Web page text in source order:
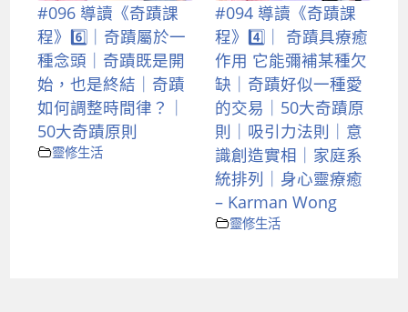
#096 導讀《奇蹟課
程》6️⃣｜奇蹟屬於一
種念頭｜奇蹟既是開
始，也是終結｜奇蹟
如何調整時間律？｜
50大奇蹟原則
靈修生活
#094 導讀《奇蹟課
程》4️⃣｜ 奇蹟具療癒
作用 它能彌補某種欠
缺｜奇蹟好似一種愛
的交易｜50大奇蹟原
則｜吸引力法則｜意
識創造實相｜家庭系
統排列｜身心靈療癒
– Karman Wong
靈修生活